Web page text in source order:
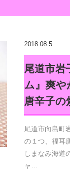
2018.08.5
尾道市岩
ム』爽
唐辛子の
尾道市向島町
の１つ、福耳
しまなみ海道
ャ…